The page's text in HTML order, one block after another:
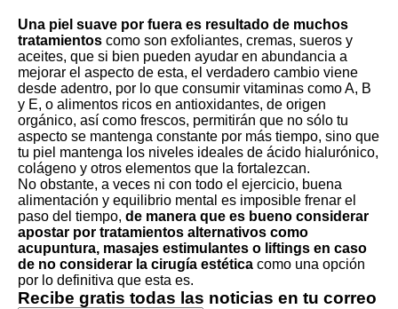
Una piel suave por fuera es resultado de muchos
tratamientos como son exfoliantes, cremas, sueros y
aceites, que si bien pueden ayudar en abundancia a
mejorar el aspecto de esta, el verdadero cambio viene
desde adentro, por lo que consumir vitaminas como A, B
y E, o alimentos ricos en antioxidantes, de origen
orgánico, así como frescos, permitirán que no sólo tu
aspecto se mantenga constante por más tiempo, sino que
tu piel mantenga los niveles ideales de ácido hialurónico,
colágeno y otros elementos que la fortalezcan.
No obstante, a veces ni con todo el ejercicio, buena
alimentación y equilibrio mental es imposible frenar el
paso del tiempo, de manera que es bueno considerar
apostar por tratamientos alternativos como
acupuntura, masajes estimulantes o liftings en caso
de no considerar la cirugía estética como una opción
por lo definitiva que esta es.
Recibe gratis todas las noticias en tu correo